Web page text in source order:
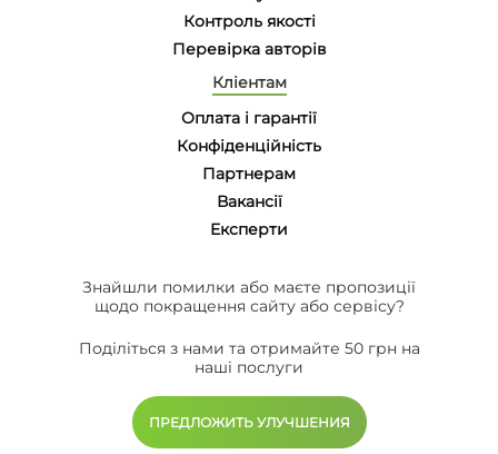
Контроль якості
Перевірка авторів
Кліентам
Оплата і гарантії
Конфіденційність
Партнерам
Вакансії
Eксперти
Знайшли помилки або маєте пропозиції
щодо покращення сайту або сервісу?
Поділіться з нами та отримайте 50 грн на
наші послуги
ПРЕДЛОЖИТЬ УЛУЧШЕНИЯ